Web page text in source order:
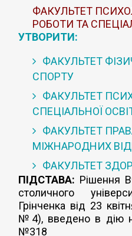
ФАКУЛЬТЕТ
РОБОТИ ТА
УТВОРИТИ:
ФАКУЛЬТЕТ
СПОРТУ
ФАКУЛЬТЕТ
СПЕЦІАЛЬНОЇ
ФАКУЛЬТЕТ
МІЖНАРОДНИХ
ФАКУЛЬТЕТ
ПІДСТАВА: Рішення
столичного
Грінченка від 23
№4), введено в дію
№318